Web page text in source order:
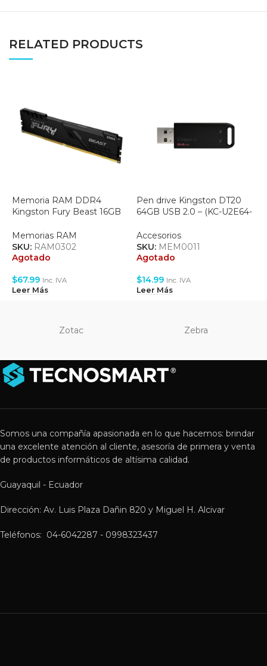
RELATED PRODUCTS
Memoria RAM DDR4
Kingston Fury Beast 16GB
(KF436C18BB/16)
Memorias RAM
SKU: RAM0302
Agotado
$67.99 Inc. IVA
Leer Más
Pen drive Kingston DT20
64GB USB 2.0 – (KC-U2E64-
Accesorios
SKU: MEM0011
Agotado
$14.99 Inc. IVA
Leer Más
Zotac Zebra
Somos una compañía apasionada en lo que hacemos: brindar
una excelente atención al cliente, asesoría de primera y venta
de productos informáticos de altísima calidad.
Guayaquil - Ecuador
Dirección: Av. Luis Plaza Dañin 820 y Miguel H. Alcivar
Teléfonos: 04-6042287 - 0998323437